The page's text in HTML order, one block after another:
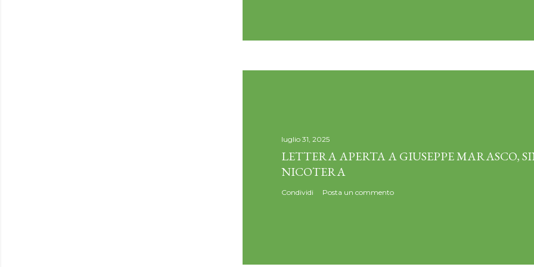
luglio 31, 2025
LETTERA APERTA A GIUSEPPE MARASCO,
NICOTERA
Condividi Posta un commento